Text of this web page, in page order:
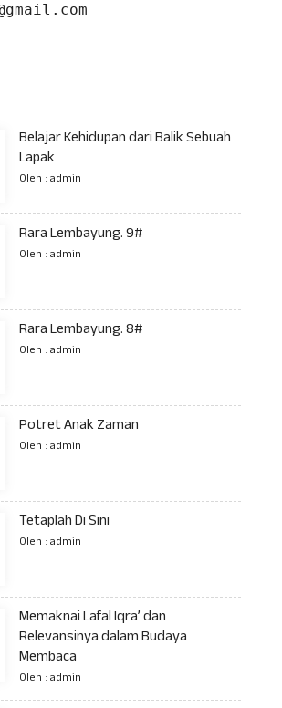
Belajar Kehidupan dari Balik Sebuah
Lapak
Oleh : admin
Rara Lembayung. 9#
Oleh : admin
Rara Lembayung. 8#
Oleh : admin
Potret Anak Zaman
Oleh : admin
Tetaplah Di Sini
Oleh : admin
Memaknai Lafal Iqra’ dan
Relevansinya dalam Budaya
Membaca
Oleh : admin